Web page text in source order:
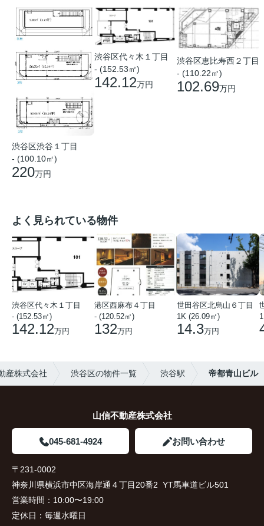
渋谷区渋谷１丁目
- (100.10㎡)
220万円
渋谷区代々木１丁目
- (152.53㎡)
142.12万円
渋谷区恵比寿西２丁目
- (110.22㎡)
102.69万円
よく見られている物件
渋谷区代々木１丁目
- (152.53㎡)
142.12万円
港区西麻布４丁目
- (120.52㎡)
132万円
世田谷区北烏山６丁目
1K (26.09㎡)
14.3万円
産株式会社 渋谷区の物件一覧 渋谷駅 帝都青山ビル
山信不動産株式会社
045-681-4924 お問い合わせ
〒231-0002
神奈川県横浜市中区海岸通４丁目20番2 YT馬車道ビル501
営業時間： 10:00〜19:00
定休日： 毎週水曜日